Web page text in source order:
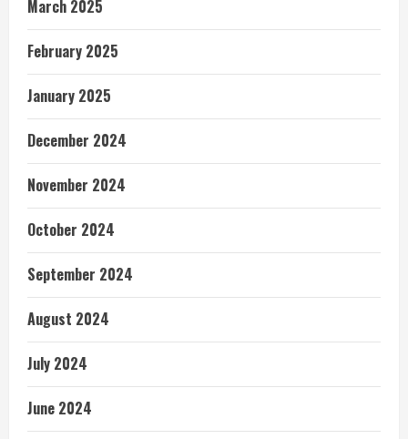
March 2025
February 2025
January 2025
December 2024
November 2024
October 2024
September 2024
August 2024
July 2024
June 2024